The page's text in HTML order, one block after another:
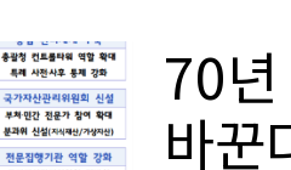
70
바꾼